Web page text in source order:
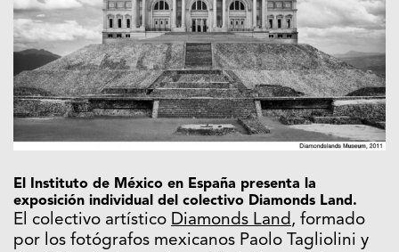
El Instituto de México en España presenta la
exposición individual del colectivo Diamonds Land.
El colectivo artístico Diamonds Land, formado
por los fotógrafos mexicanos Paolo Tagliolini y